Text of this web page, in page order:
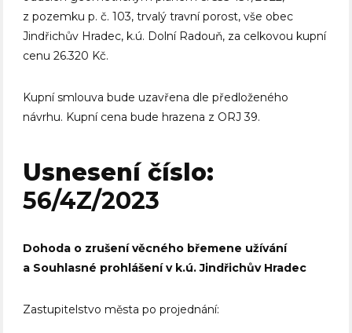
z pozemku p. č. 103, trvalý travní porost, vše obec
Jindřichův Hradec, k.ú. Dolní Radouň, za celkovou kupní
cenu 26.320 Kč.
Kupní smlouva bude uzavřena dle předloženého
návrhu. Kupní cena bude hrazena z ORJ 39.
Usnesení číslo:
56/4Z/2023
Dohoda o zrušení věcného břemene užívání
a Souhlasné prohlášení v k.ú. Jindřichův Hradec
Zastupitelstvo města po projednání: